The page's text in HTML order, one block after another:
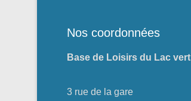
Nos coordonnées
Base de Loisirs du Lac vert
3 rue de la gare